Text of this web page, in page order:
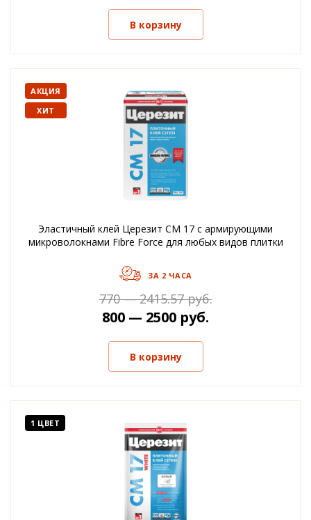
В корзину
АКЦИЯ
ХИТ
Эластичный клей Церезит CM 17 с армирующими
микроволокнами Fibre Force для любых видов плитки
ЗА 2 ЧАСА
770 — 2415.57 руб.
800 — 2500 руб.
В корзину
1 ЦВЕТ